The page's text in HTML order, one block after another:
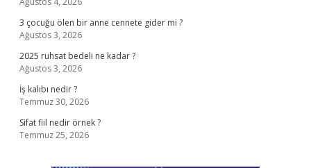
3 çocuğu ölen bir anne cennete gider mi ?
Ağustos 3, 2026
2025 ruhsat bedeli ne kadar ?
Ağustos 3, 2026
İş kalıbı nedir ?
Temmuz 30, 2026
Sifat fiil nedir örnek ?
Temmuz 25, 2026